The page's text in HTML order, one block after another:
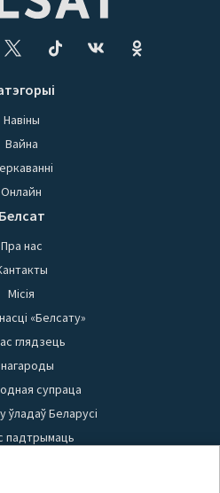
Навіны
Вайна
Онлайн
Белсат
Пра нас
Місія
«Белсату»
глядзець
супраца
ўладаў Беларусі
падтрымаць
матэрыялаў